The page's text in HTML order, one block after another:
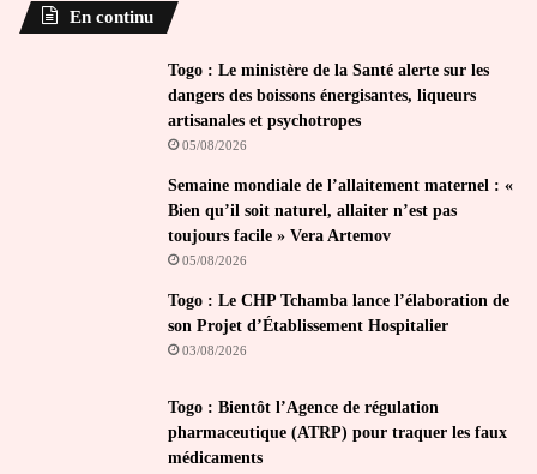
En continu
Togo : Le ministère de la Santé alerte sur les
dangers des boissons énergisantes, liqueurs
artisanales et psychotropes
05/08/2026
Semaine mondiale de l’allaitement maternel : «
Bien qu’il soit naturel, allaiter n’est pas
toujours facile » Vera Artemov
05/08/2026
Togo : Le CHP Tchamba lance l’élaboration de
son Projet d’Établissement Hospitalier
03/08/2026
Togo : Bientôt l’Agence de régulation
pharmaceutique (ATRP) pour traquer les faux
médicaments